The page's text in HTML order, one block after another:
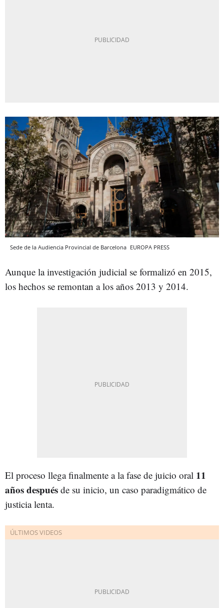
Sede de la Audiencia Provincial de Barcelona EUROPA PRESS
Aunque la investigación judicial se formalizó en 2015,
los hechos se remontan a los años 2013 y 2014.
El proceso llega finalmente a la fase de juicio oral 11
años después de su inicio, un caso paradigmático de
justicia lenta.